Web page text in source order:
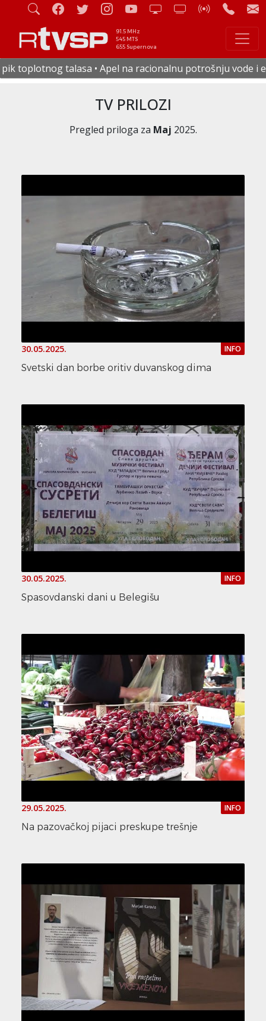
91.5 MHz
545 MTS
655 Supernova
na racionalnu potrošnju vode i električne energije • U
TV PRILOZI
Pregled priloga za Maj 2025.
30.05.2025. INFO
Svetski dan borbe oritiv duvanskog dima
30.05.2025. INFO
Spasovdanski dani u Belegišu
29.05.2025. INFO
Na pazovačkoj pijaci preskupe trešnje